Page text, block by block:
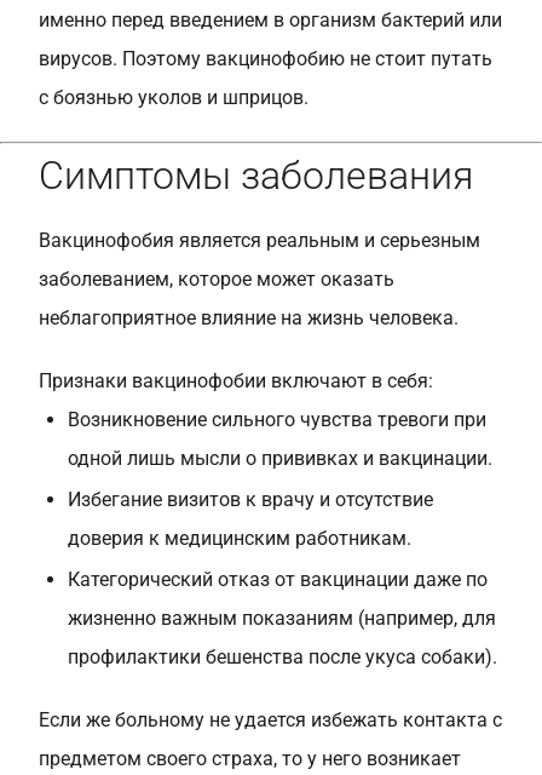
именно перед введением в организм бактерий или
вирусов. Поэтому вакцинофобию не стоит путать
с боязнью уколов и шприцов.
Симптомы заболевания
Вакцинофобия является реальным и серьезным
заболеванием, которое может оказать
неблагоприятное влияние на жизнь человека.
Признаки вакцинофобии включают в себя:
Возникновение сильного чувства тревоги при
одной лишь мысли о прививках и вакцинации.
Избегание визитов к врачу и отсутствие
доверия к медицинским работникам.
Категорический отказ от вакцинации даже по
жизненно важным показаниям (например, для
профилактики бешенства после укуса собаки).
Если же больному не удается избежать контакта с
предметом своего страха, то у него возникает